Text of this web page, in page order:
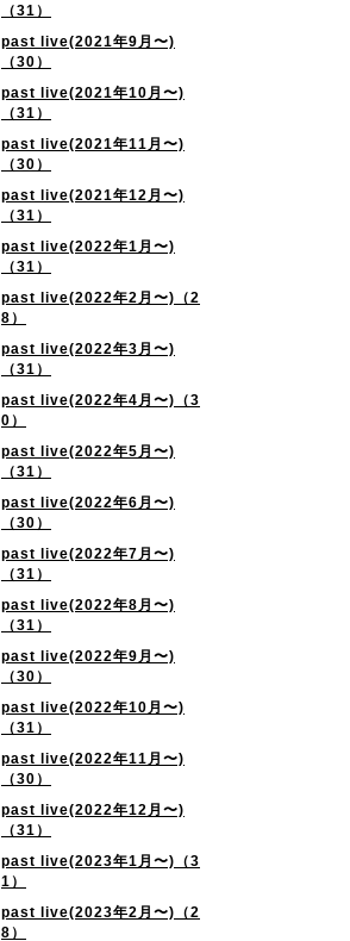
（31）
past live(2021年9月〜)
（30）
past live(2021年10月〜)
（31）
past live(2021年11月〜)
（30）
past live(2021年12月〜)
（31）
past live(2022年1月〜)
（31）
past live(2022年2月〜)（2
8）
past live(2022年3月〜)
（31）
past live(2022年4月〜)（3
0）
past live(2022年5月〜)
（31）
past live(2022年6月〜)
（30）
past live(2022年7月〜)
（31）
past live(2022年8月〜)
（31）
past live(2022年9月〜)
（30）
past live(2022年10月〜)
（31）
past live(2022年11月〜)
（30）
past live(2022年12月〜)
（31）
past live(2023年1月〜)（3
1）
past live(2023年2月〜)（2
8）